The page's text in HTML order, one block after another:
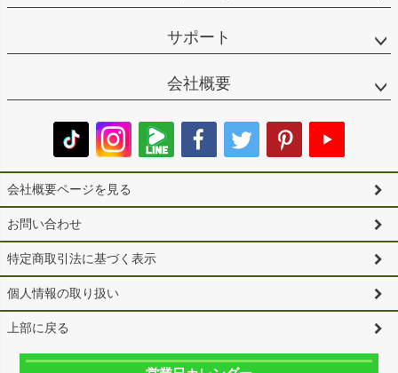
サポート
会社概要
会社概要ページを見る
お問い合わせ
特定商取引法に基づく表示
個人情報の取り扱い
上部に戻る